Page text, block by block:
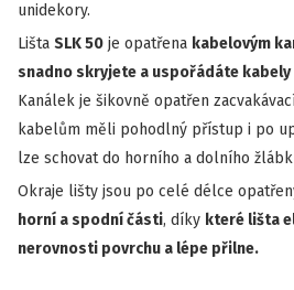
unidekory.
Lišta SLK 50 je opatřena kabelovým
snadno skryjete a uspořádáte kabely
Kanálek je šikovně opatřen
kabelům měli pohodlný přístup i po
lze schovat do horního a dolního
Okraje lišty jsou po celé délce
horní a spodní části, díky které lišta
nerovnosti povrchu a lépe přilne.